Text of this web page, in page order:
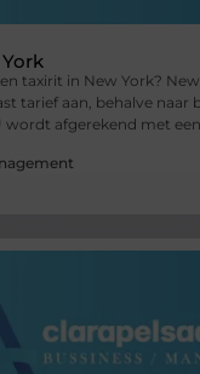
taxirit in New York?
tarief aan, behalve naar
wordt afgerekend met een